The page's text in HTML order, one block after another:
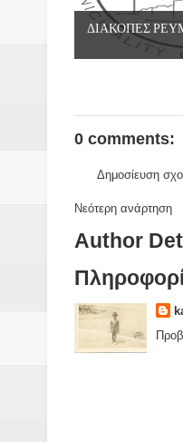
ΔΙΑΚΟΠΕΣ
0 comments:
Δημοσίευση
Νεότερη ανάρτηση
Author